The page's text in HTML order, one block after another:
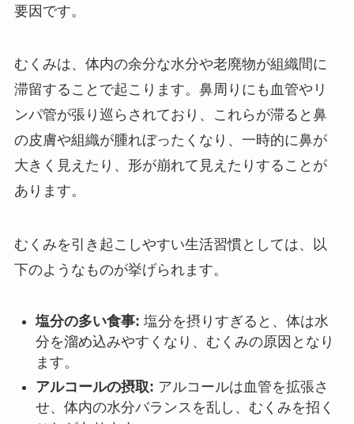
要因です。
むくみは、体内の余分な水分や老廃物が組織間に
滞留することで起こります。鼻周りにも血管やリ
ンパ管が張り巡らされており、これらが滞ると鼻
の皮膚や組織が腫れぼったくなり、一時的に鼻が
大きく見えたり、形が崩れて見えたりすることが
あります。
むくみを引き起こしやすい生活習慣としては、以
下のようなものが挙げられます。
塩分の多い食事: 塩分を摂りすぎると、体は水
分を溜め込みやすくなり、むくみの原因となり
ます。
アルコールの摂取: アルコールは血管を拡張さ
せ、体内の水分バランスを乱し、むくみを招く